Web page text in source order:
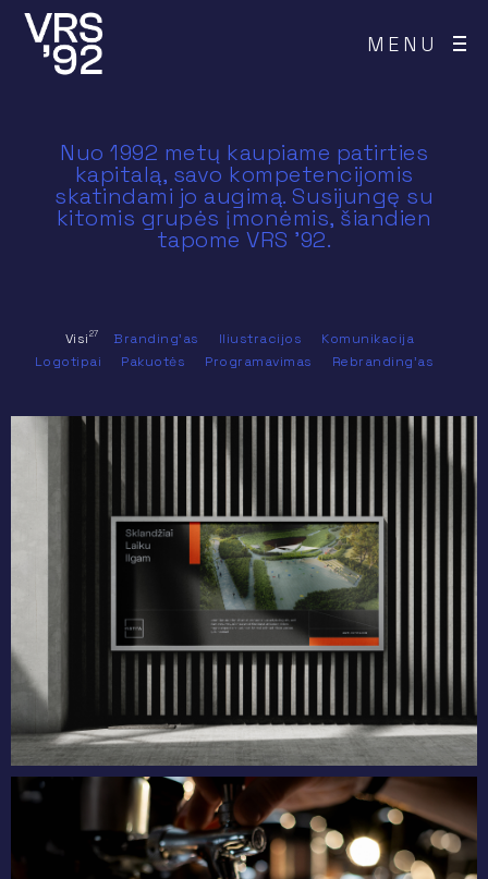
MENU
Nuo 1992 metų kaupiame patirties
kapitalą, savo kompetencijomis
skatindami jo augimą. Susijungę su
kitomis grupės įmonėmis, šiandien
tapome VRS ’92.
Visi 27 Branding'as Iliustracijos
Komunikacija
Logotipai
Pakuotės Programavimas Rebranding'as